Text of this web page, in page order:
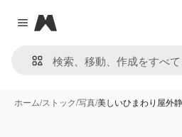
Close menu
Magnific
ホーム/ストック/写真/美しいひまわり屋外